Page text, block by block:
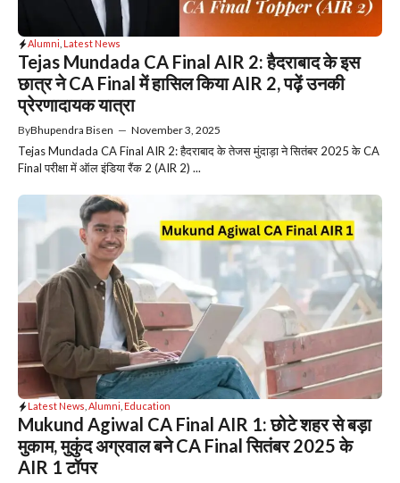
Alumni Latest News
Tejas Mundada CA Final AIR 2: हैदराबाद के इस
छात्र ने CA Final में हासिल किया AIR 2, पढ़ें उनकी
प्रेरणादायक यात्रा
ByBhupendra Bisen — November 3, 2025
Tejas Mundada CA Final AIR 2: हैदराबाद के तेजस मुंदाड़ा ने सितंबर 2025 के CA
Final परीक्षा में ऑल इंडिया रैंक 2 (AIR 2) ...
Latest News Alumni Education
Mukund Agiwal CA Final AIR 1: छोटे शहर से बड़ा
मुकाम, मुकुंद अग्रवाल बने CA Final सितंबर 2025 के
AIR 1 टॉपर